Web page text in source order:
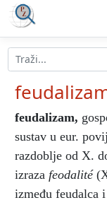
feudalizam,
sustav u eur.
razdoblje od X.
izraza feodalité
između feudalca